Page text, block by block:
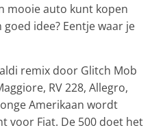
mooie auto kunt kopen
idee? Eentje waar je
remix door Glitch Mob
RV 228, Allegro,
Amerikaan wordt
voor Fiat. De 500 doet het